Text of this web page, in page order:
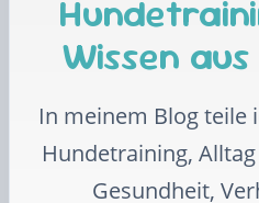
Wissen
In meinem Blog teile
Hundetraining,
Gesundheit,